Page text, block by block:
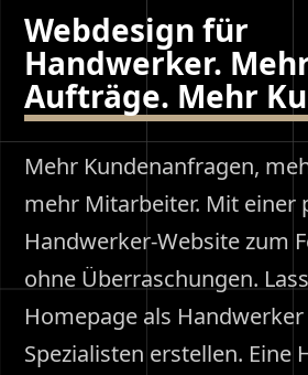
Webdesign für
Handwerker.
Aufträge. Mehr
Mehr Kundenanfragen,
mehr Mitarbeiter. Mit einer
Handwerker-Website zum
ohne Überraschungen.
Homepage als
Spezialisten erstellen. Eine